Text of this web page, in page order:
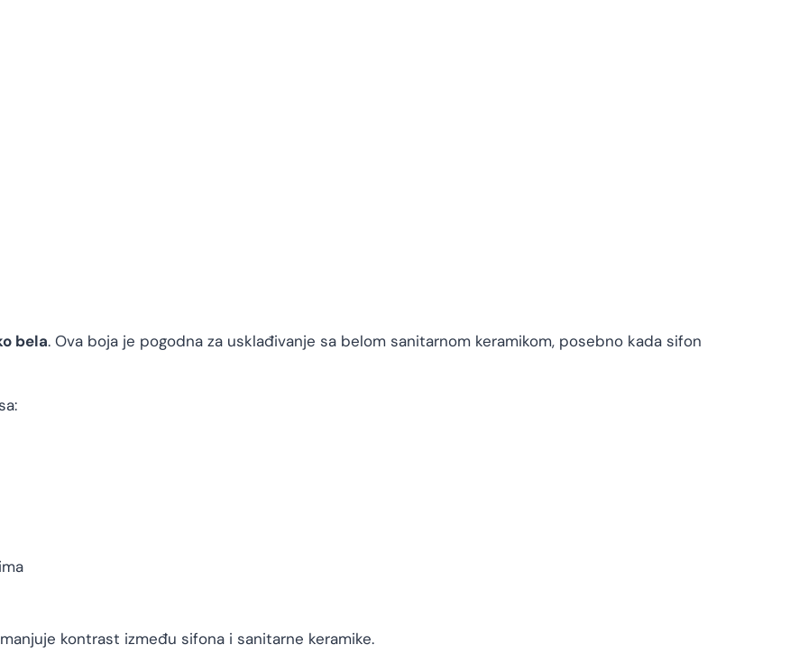
bela. Ova boja je pogodna za usklađivanje sa belom sanitarnom keramikom, posebno kada sifon
kontrast između sifona i sanitarne keramike.